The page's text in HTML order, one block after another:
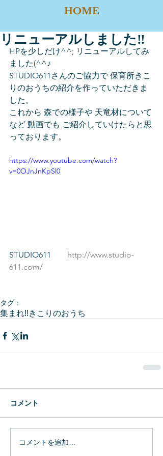
HOME
リニューアルしました‼
HPを少しだけ^^; リニューアルしてみ
ました(^^♪
STUDIO611さんのご協力で 保育所きこ
りのおうちの紹介を作っていただきま
した。
これから 森での様子や 天竜材について
など 動画でも ご紹介していけたらと思
っております。
https://www.youtube.com/watch?
v=0OJnJnKpSl0
STUDIO611
http://www.studio-
611.com/
タグ：
集まれ‼きこりのおうち
コメント
コメントを追加…